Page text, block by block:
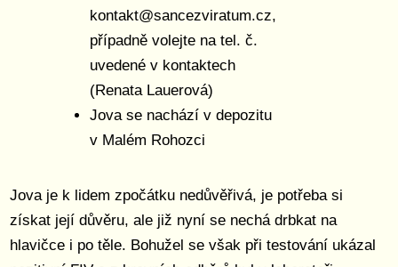
Jova je k lidem zpočátku nedůvěřivá, je potřeba si
získat její důvěru, ale již nyní se nechá drbkat na
hlavičce i po těle. Bohužel se však při testování ukázal
kontakt@sancezviratum.cz,
případně volejte na tel. č.
uvedené v kontaktech
(Renata Lauerová)
Jova se nachází v depozitu
v Malém Rohozci